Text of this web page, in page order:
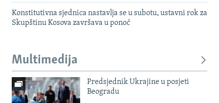
Konstitutivna sjednica nastavlja se u subotu, ustavni rok za
Skupštinu Kosova završava u ponoć
Multimedija
Predsjednik Ukrajine u posjeti
Beogradu